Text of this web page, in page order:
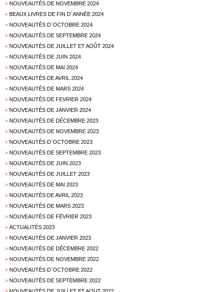
> NOUVEAUTÉS DE NOVEMBRE 2024
> BEAUX LIVRES DE FIN D´ANNÉE 2024
> NOUVEAUTÉS D´OCTOBRE 2024
> NOUVEAUTÉS DE SEPTEMBRE 2024
> NOUVEAUTÉS DE JUILLET ET AOÛT 2024
> NOUVEAUTÉS DE JUIN 2024
> NOUVEAUTÉS DE MAI 2024
> NOUVEAUTÉS DE AVRIL 2024
> NOUVEAUTÉS DE MARS 2024
> NOUVEAUTÉS DE FEVRIER 2024
> NOUVEAUTÉS DE JANVIER 2024
> NOUVEAUTÉS DE DÉCEMBRE 2023
> NOUVEAUTÉS DE NOVEMBRE 2023
> NOUVEAUTÉS D´OCTOBRE 2023
> NOUVEAUTÉS DE SEPTEMBRE 2023
> NOUVEAUTÉS DE JUIN 2023
> NOUVEAUTÉS DE JUILLET 2023
> NOUVEAUTÉS DE MAI 2023
> NOUVEAUTÉS DE AVRIL 2023
> NOUVEAUTÉS DE MARS 2023
> NOUVEAUTÉS DE FÉVRIER 2023
> ACTUALITÉS 2023
> NOUVEAUTÉS DE JANVIER 2023
> NOUVEAUTÉS DE DÉCEMBRE 2022
> NOUVEAUTÉS DE NOVEMBRE 2022
> NOUVEAUTÉS D´OCTOBRE 2022
> NOUVEAUTÉS DE SEPTEMBRE 2022